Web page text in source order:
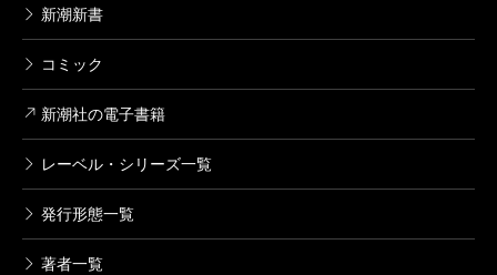
新潮新書
コミック
新潮社の電子書籍
レーベル・シリーズ一覧
発行形態一覧
著者一覧